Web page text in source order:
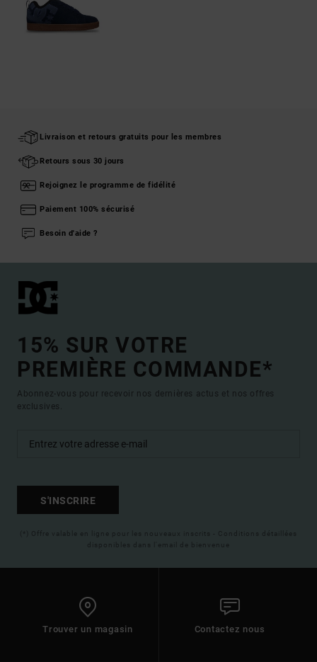
Livraison et retours gratuits pour les membres
Retours sous 30 jours
Rejoignez le programme de fidélité
Paiement 100% sécurisé
Besoin d'aide ?
15% SUR VOTRE
PREMIÈRE COMMANDE*
Abonnez-vous pour recevoir nos dernières actus et nos offres
exclusives.
S'INSCRIRE
(*) Offre valable en ligne pour les nouveaux inscrits - Conditions détaillées
disponibles dans l'email de bienvenue
Trouver un magasin Contactez nous